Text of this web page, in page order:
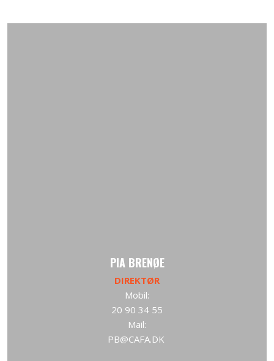
PIA BRENØE
DIREKTØR
Mobil:
20 90 34 55
Mail:
PB@CAFA.DK